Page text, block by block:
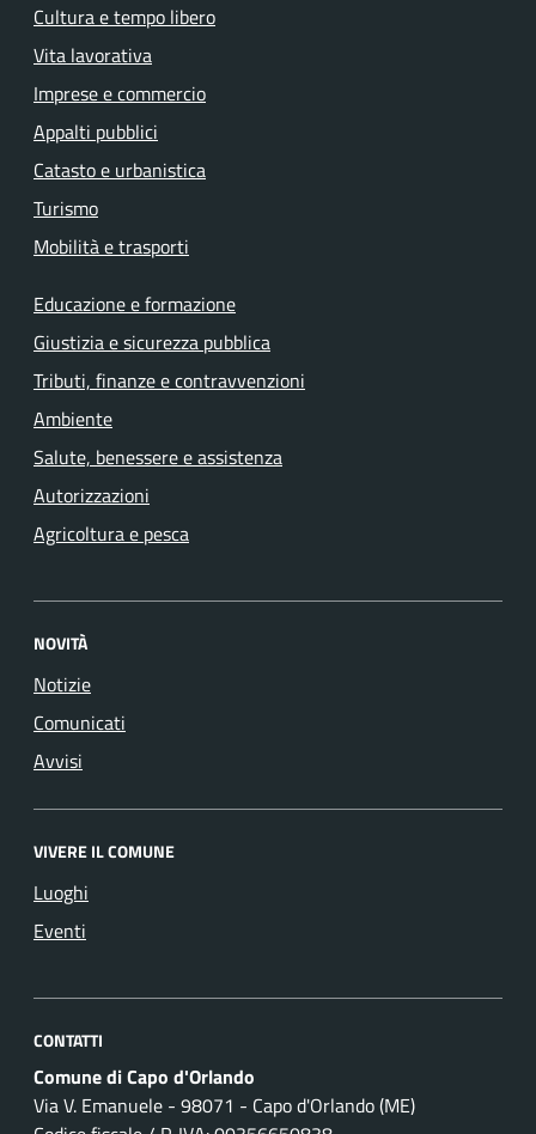
Cultura e tempo libero
Vita lavorativa
Imprese e commercio
Appalti pubblici
Catasto e urbanistica
Turismo
Mobilità e trasporti
Educazione e formazione
Giustizia e sicurezza pubblica
Tributi, finanze e contravvenzioni
Ambiente
Salute, benessere e assistenza
Autorizzazioni
Agricoltura e pesca
NOVITÀ
Notizie
Comunicati
Avvisi
VIVERE IL COMUNE
Luoghi
Eventi
CONTATTI
Comune di Capo d'Orlando
Via V. Emanuele - 98071 - Capo d'Orlando (ME)